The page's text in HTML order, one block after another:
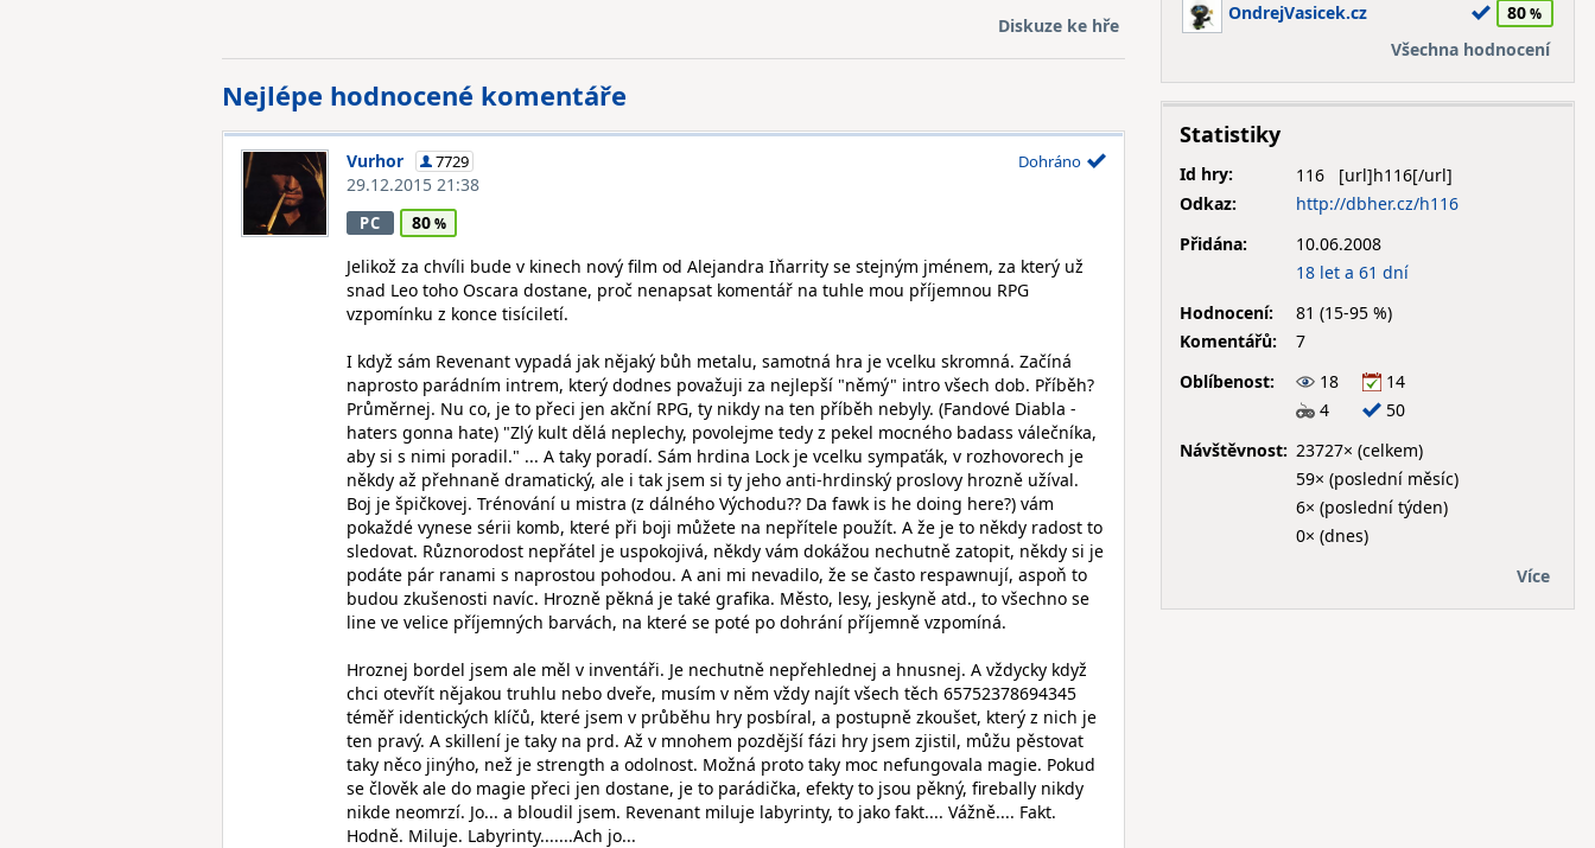
Diskuze ke hře
Nejlépe hodnocené komentáře
Vurhor 7729
29.12.2015 21:38
Dohráno
PC
80
Jelikož za chvíli bude v kinech nový film od Alejandra Iňarrity se stejným jménem, za který už
snad Leo toho Oscara dostane, proč nenapsat komentář na tuhle mou příjemnou RPG
vzpomínku z konce tisíciletí.
I když sám Revenant vypadá jak nějaký bůh metalu, samotná hra je vcelku skromná. Začíná
naprosto parádním intrem, který dodnes považuji za nejlepší "němý" intro všech dob. Příběh?
Průměrnej. Nu co, je to přeci jen akční RPG, ty nikdy na ten příběh nebyly. (Fandové Diabla -
haters gonna hate) "Zlý kult dělá neplechy, povolejme tedy z pekel mocného badass válečníka,
aby si s nimi poradil." ... A taky poradí. Sám hrdina Lock je vcelku sympaťák, v rozhovorech je
někdy až přehnaně dramatický, ale i tak jsem si ty jeho anti-hrdinský proslovy hrozně užíval.
Boj je špičkovej. Trénování u mistra (z dálného Východu?? Da fawk is he doing here?) vám
pokaždé vynese sérii komb, které při boji můžete na nepřítele použít. A že je to někdy radost to
sledovat. Různorodost nepřátel je uspokojivá, někdy vám dokážou nechutně zatopit, někdy si je
podáte pár ranami s naprostou pohodou. A ani mi nevadilo, že se často respawnují, aspoň to
budou zkušenosti navíc. Hrozně pěkná je také grafika. Město, lesy, jeskyně atd., to všechno se
line ve velice příjemných barvách, na které se poté po dohrání příjemně vzpomíná.
Hroznej bordel jsem ale měl v inventáři. Je nechutně nepřehlednej a hnusnej. A vždycky když
chci otevřít nějakou truhlu nebo dveře, musím v něm vždy najít všech těch 65752378694345
téměř identických klíčů, které jsem v průběhu hry posbíral, a postupně zkoušet, který z nich je
ten pravý. A skillení je taky na prd. Až v mnohem pozdější fázi hry jsem zjistil, můžu pěstovat
taky něco jinýho, než je strength a odolnost. Možná proto taky moc nefungovala magie. Pokud
se člověk ale do magie přeci jen dostane, je to parádička, efekty to jsou pěkný, firebally nikdy
nikde neomrzí. Jo... a bloudil jsem. Revenant miluje labyrinty, to jako fakt.... Vážně.... Fakt.
Hodně. Miluje. Labyrinty.......Ach jo...
OndrejVasicek.cz
80
Všechna hodnocení
Statistiky
Id hry:
116
Odkaz:
http://dbher.cz/h116
Přidána:
10.06.2008
18 let a 61 dní
Hodnocení:
81 (15-95 %)
Komentářů:
7
Oblíbenost:
18
14
4
50
Návštěvnost: 23727× (celkem)
59× (poslední měsíc)
6× (poslední týden)
0× (dnes)
Více